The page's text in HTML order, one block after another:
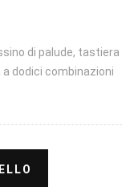
di palude, tastiera
dodici combinazioni